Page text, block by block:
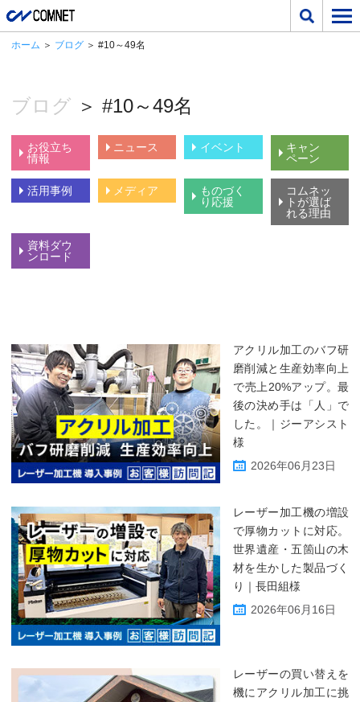
ホーム ＞ ブログ ＞ #10～49名
ブログ ＞ #10～49名
お役立ち
情報
ニュース イベント
キャン
ペーン
活用事例 メディア
ものづく
り応援
コムネッ
トが選ば
れる理由
資料ダウ
ンロード
アクリル加工のバフ研
磨削減と生産効率向上
で売上20%アップ。最
後の決め手は「人」で
した。｜ジーアシスト
様
2026年06月23日
レーザー加工機の増設
で厚物カットに対応。
世界遺産・五箇山の木
材を生かした製品づく
り｜長田組様
2026年06月16日
レーザーの買い替えを
機にアクリル加工に挑